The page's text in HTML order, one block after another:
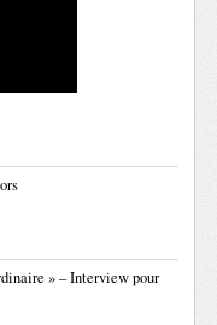
» – Interview pour